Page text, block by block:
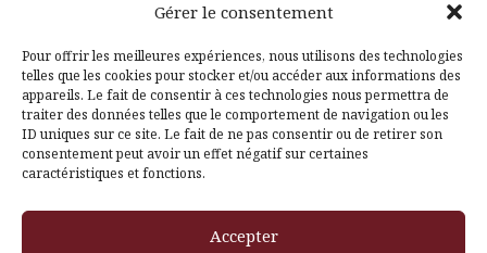
Gérer le consentement
Pour offrir les meilleures expériences, nous utilisons des technologies
telles que les cookies pour stocker et/ou accéder aux informations des
appareils. Le fait de consentir à ces technologies nous permettra de
traiter des données telles que le comportement de navigation ou les
ID uniques sur ce site. Le fait de ne pas consentir ou de retirer son
consentement peut avoir un effet négatif sur certaines
caractéristiques et fonctions.
Accepter
Facebook
Pinterest